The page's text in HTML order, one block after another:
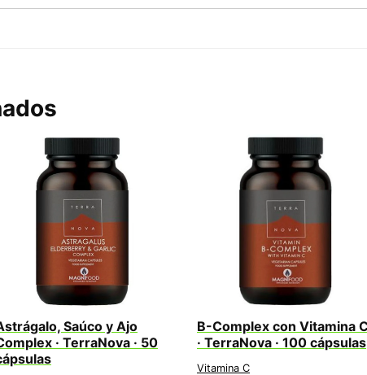
Saúco y Ajo
· TerraNova · 50
B-Complex con Vitamina
· TerraNova · 100 cápsulas
Vitamina C